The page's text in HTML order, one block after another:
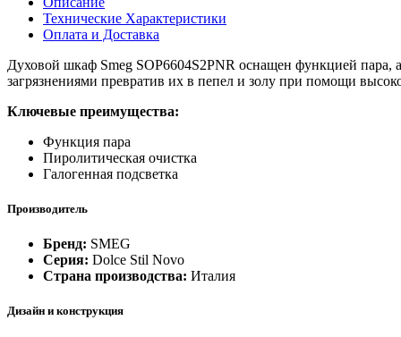
Технические Характеристики
Оплата и Доставка
Духовой шкаф Smeg SOP6604S2PNR оснащен функцией пара,
загрязнениями превратив их в пепел и золу при помощи
Ключевые преимущества:
Функция пара
Пиролитическая очистка
Галогенная подсветка
Производитель
Бренд: SMEG
Серия: Dolce Stil Novo
Страна производства: Италия
Дизайн и конструкция